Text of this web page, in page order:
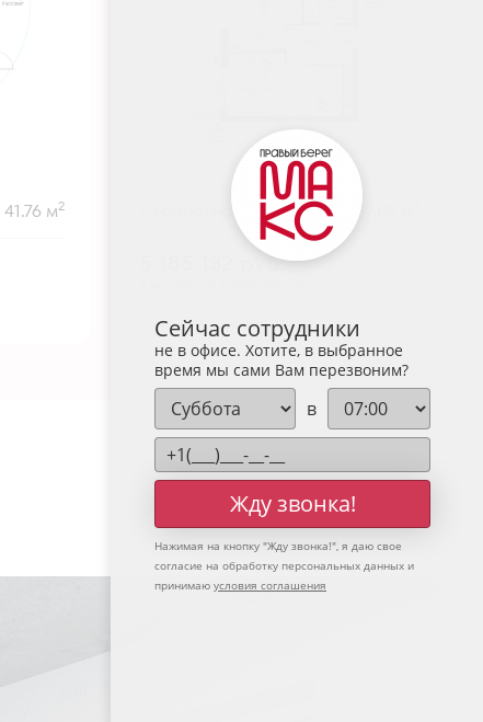
41.76 м2 1-комнатная 37.02 м
руб.
Сейчас сотрудники
не в офисе. Хотите, в выбранное
время мы сами Вам перезвоним?
в
Жду звонка!
Нажимая на кнопку "Жду звонка!", я даю свое
согласие на обработку персональных данных и
принимаю условия соглашения